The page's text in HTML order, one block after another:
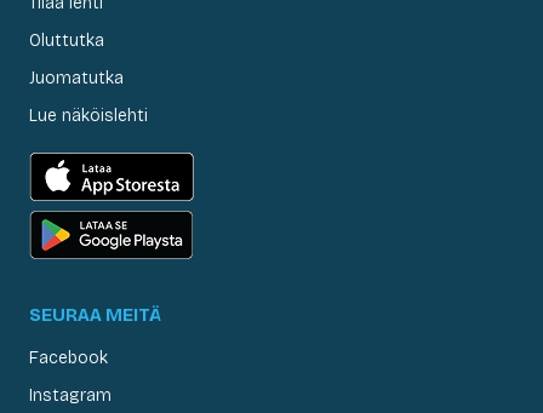
Oluttutka
Juomatutka
Lue näköislehti
SEURAA MEITÄ
Facebook
Instagram